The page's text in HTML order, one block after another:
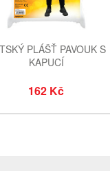
PLÁŠŤ PAVOUK S
KAPUCÍ
162 Kč